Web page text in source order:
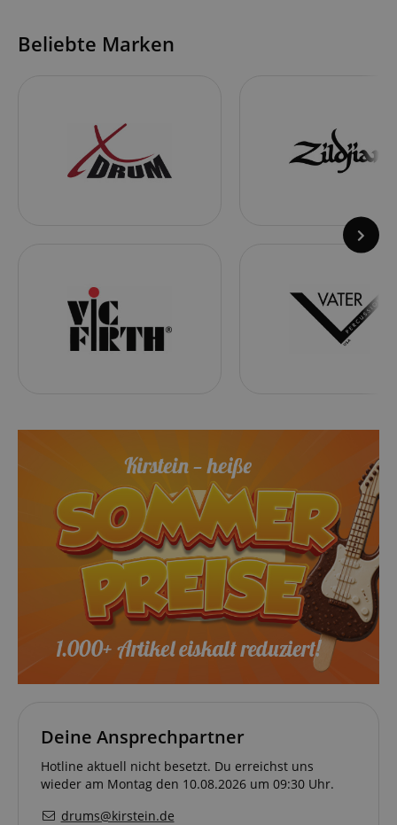
Beliebte Marken
Deine Ansprechpartner
Hotline aktuell nicht besetzt. Du erreichst uns
wieder am Montag den 10.08.2026 um 09:30 Uhr.
drums@kirstein.de